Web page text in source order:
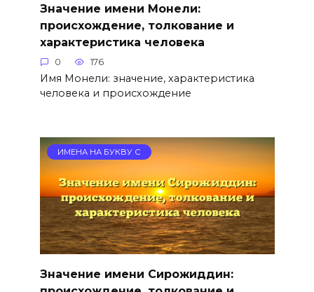
Значение имени Монели:
происхождение, толкование и
характеристика человека
0 176
Имя Монели: значение, характеристика
человека и происхождение
ИМЕНА НА БУКВУ С
Значение имени Сирожиддин: